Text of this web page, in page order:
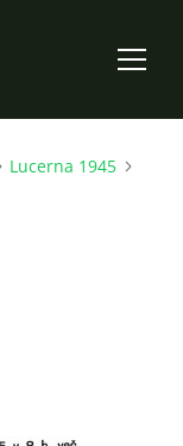
Lucerna 1945